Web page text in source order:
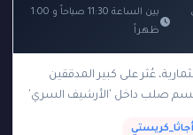
بين الساعة 11:30 صباحاً و 1:00
ظهراً
عُثر على كبير المدققين
صلب داخل 'الأرشيف السري'